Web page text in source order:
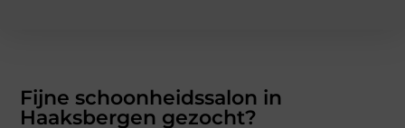
Fijne schoonheidssalon in
Haaksbergen gezocht?